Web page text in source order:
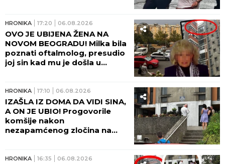
HRONIKA 17:20 06.08.2026
OVO JE UBIJENA ŽENA NA
NOVOM BEOGRADU! Milka bila
poznati oftalmolog, presudio
joj sin kad mu je došla u
HRONIKA 17:10 06.08.2026
IZAŠLA IZ DOMA DA VIDI SINA,
A ON JE UBIO! Progovorile
komšije nakon
nezapamćenog zločina na
HRONIKA 16:35 06.08.2026